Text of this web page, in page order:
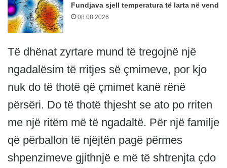
Fundjava sjell temperatura të larta në vend
08.08.2026
Të dhënat zyrtare mund të tregojnë një
ngadalësim të rritjes së çmimeve, por kjo
nuk do të thotë që çmimet kanë rënë
përsëri. Do të thotë thjesht se ato po rriten
me një ritëm më të ngadaltë. Për një familje
që përballon të njëjtën pagë përmes
shpenzimeve gjithnjë e më të shtrenjta çdo